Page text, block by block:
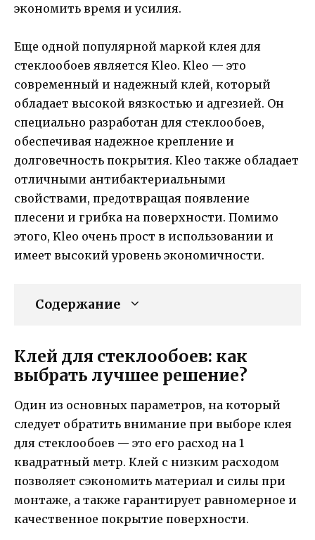
экономить время и усилия.
Еще одной популярной маркой клея для
стеклообоев является Kleo. Kleo — это
современный и надежный клей, который
обладает высокой вязкостью и адгезией. Он
специально разработан для стеклообоев,
обеспечивая надежное крепление и
долговечность покрытия. Kleo также обладает
отличными антибактериальными
свойствами, предотвращая появление
плесени и грибка на поверхности. Помимо
этого, Kleo очень прост в использовании и
имеет высокий уровень экономичности.
Содержание
Клей для стеклообоев: как
выбрать лучшее решение?
Один из основных параметров, на который
следует обратить внимание при выборе клея
для стеклообоев — это его расход на 1
квадратный метр. Клей с низким расходом
позволяет сэкономить материал и силы при
монтаже, а также гарантирует равномерное и
качественное покрытие поверхности.